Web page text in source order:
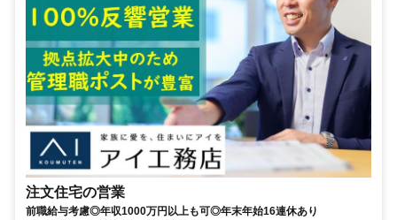
注文住宅の営業
前職給与考慮◎年収1000万円以上も可◎年末年始16連休あり